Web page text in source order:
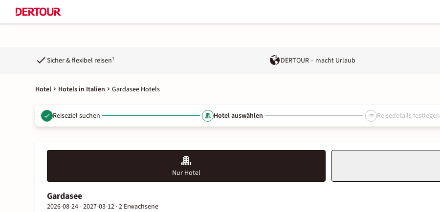
Sicher & flexibel reisen¹ DERTOUR – macht Urlaub
Hotel Hotels in Italien Gardasee Hotels
Reiseziel suchen Hotel auswählen Reisedetails festlegen
Nur Hotel
Gardasee
2026-08-24 - 2027-03-12 ·2 Erwachsene